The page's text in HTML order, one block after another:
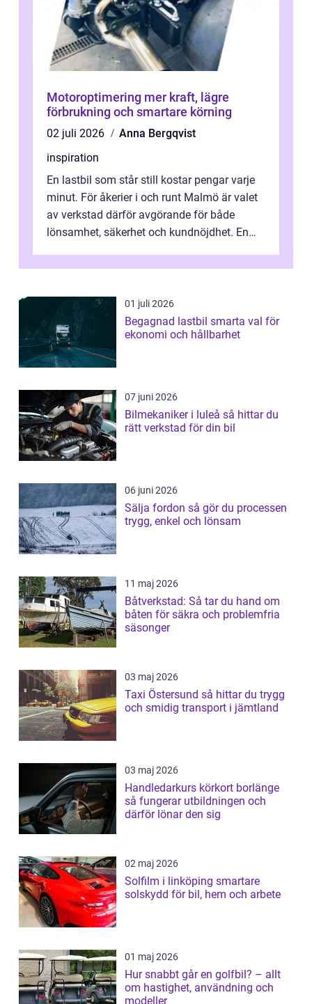
Motoroptimering mer kraft, lägre
förbrukning och smartare körning
02 juli 2026
Anna Bergqvist
inspiration
En lastbil som står still kostar pengar varje
minut. För åkerier i och runt Malmö är valet
av verkstad därför avgörande för både
lönsamhet, säkerhet och kundnöjdhet. En
01 juli 2026
Begagnad lastbil smarta val för
ekonomi och hållbarhet
07 juni 2026
Bilmekaniker i luleå så hittar du
rätt verkstad för din bil
06 juni 2026
Sälja fordon så gör du processen
trygg, enkel och lönsam
11 maj 2026
Båtverkstad: Så tar du hand om
båten för säkra och problemfria
säsonger
03 maj 2026
Taxi Östersund så hittar du trygg
och smidig transport i jämtland
03 maj 2026
Handledarkurs körkort borlänge
så fungerar utbildningen och
därför lönar den sig
02 maj 2026
Solfilm i linköping smartare
solskydd för bil, hem och arbete
01 maj 2026
Hur snabbt går en golfbil? – allt
om hastighet, användning och
modeller